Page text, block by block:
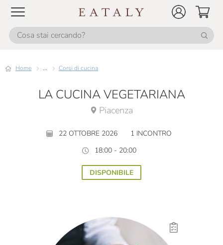
Home ... Corsi di cucina
LA CUCINA VEGETARIANA
Piacenza
22 OTTOBRE 2026
1 INCONTRO
18:00 - 20:00
DISPONIBILE